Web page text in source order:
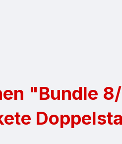
"Bundle